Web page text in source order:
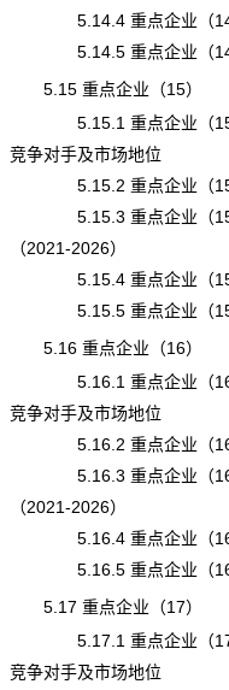
5.14.4 重点企业（14
5.14.5 重点企业（14
5.15 重点企业（15）
5.15.1 重点企业（15）
竞争对手及市场地位
5.15.2 重点企业（15）
5.15.3 重点企业（15）
（2021-2026）
5.15.4 重点企业（15
5.15.5 重点企业（15
5.16 重点企业（16）
5.16.1 重点企业（16）
竞争对手及市场地位
5.16.2 重点企业（16）
5.16.3 重点企业（16）
（2021-2026）
5.16.4 重点企业（16
5.16.5 重点企业（16
5.17 重点企业（17）
5.17.1 重点企业（17）
竞争对手及市场地位